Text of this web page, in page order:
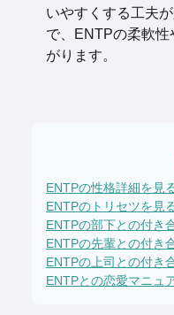
いやすくする工夫
で、ENTPの柔軟
がります。
ENTPの性格詳細を見
ENTPのトリセツを見
ENTPの部下との付き
ENTPの先輩との付き
ENTPの上司との付き
ENTPとの恋愛マニュ